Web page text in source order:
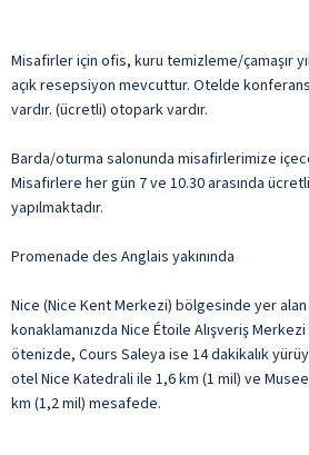
Misafirler için ofis, kuru temizleme/çamaşır
açık resepsiyon mevcuttur. Otelde konferans
vardır. (ücretli) otopark vardır.
Barda/oturma salonunda misafirlerimize
Misafirlere her gün 7 ve 10.30 arasında
yapılmaktadır.
Promenade des Anglais yakınında
Nice (Nice Kent Merkezi) bölgesinde yer
konaklamanızda Nice Étoile Alışveriş
ötenizde, Cours Saleya ise 14 dakikalık
otel Nice Katedrali ile 1,6 km (1 mil) ve
km (1,2 mil) mesafede.